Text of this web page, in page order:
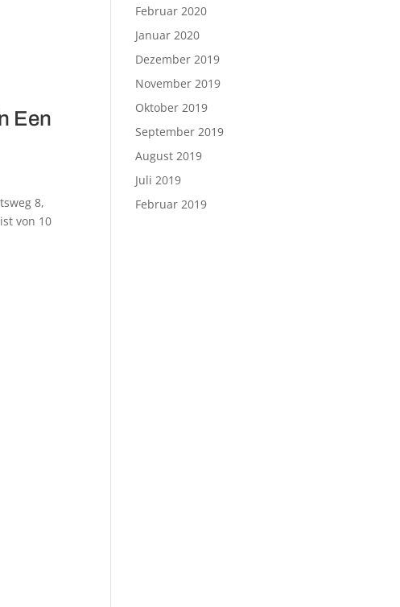
Een
8,
von 10
Februar 2020
Januar 2020
Dezember 2019
November 2019
Oktober 2019
September 2019
August 2019
Juli 2019
Februar 2019